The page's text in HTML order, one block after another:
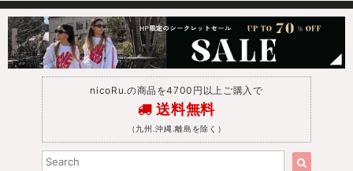
nicoRu.の商品を4700円以上ご購入で
送料無料
（九州.沖縄.離島を除く）